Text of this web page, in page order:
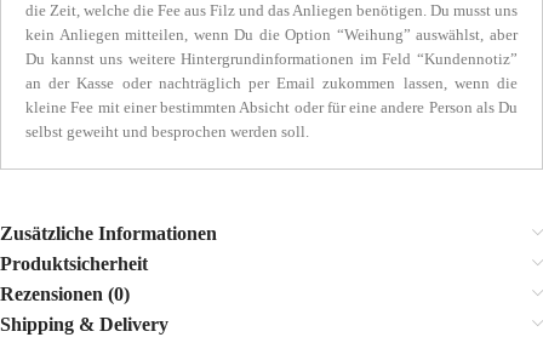
die Zeit, welche die Fee aus Filz und das Anliegen benötigen. Du musst uns
kein Anliegen mitteilen, wenn Du die Option “Weihung” auswählst, aber
Du kannst uns weitere Hintergrundinformationen im Feld “Kundennotiz”
an der Kasse oder nachträglich per Email zukommen lassen, wenn die
kleine Fee mit einer bestimmten Absicht oder für eine andere Person als Du
selbst geweiht und besprochen werden soll.
Zusätzliche Informationen
Produktsicherheit
Rezensionen (0)
Shipping & Delivery